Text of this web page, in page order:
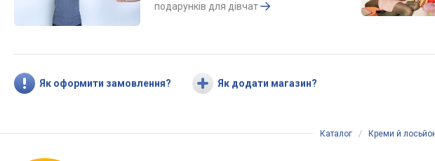
подарунків для дівчат
Як оформити замовлення? Як додати магазин?
Каталог / Креми й